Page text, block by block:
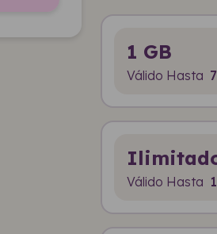
1 GB
Válido Hasta
Válido Hasta